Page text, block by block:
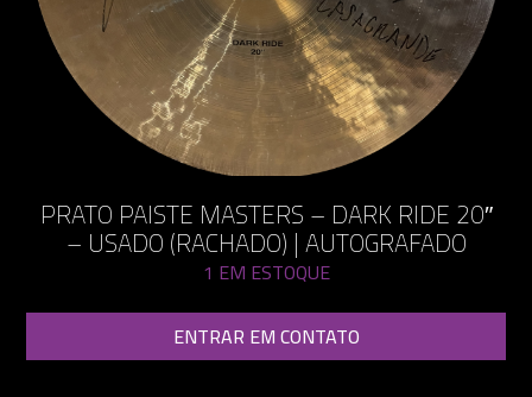
PRATO PAISTE MASTERS – DARK RIDE 20″
– USADO (RACHADO) | AUTOGRAFADO
1 EM ESTOQUE
ENTRAR EM CONTATO